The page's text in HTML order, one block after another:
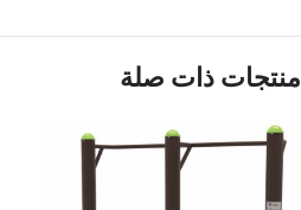
منتجات ذات صلة